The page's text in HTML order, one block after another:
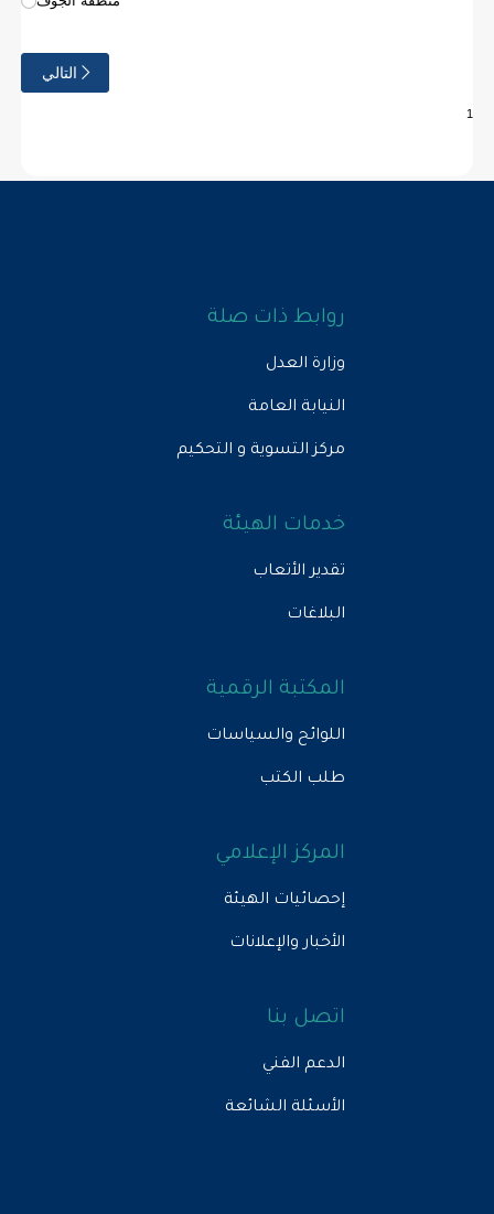
روابط ذات صلة
وزارة العدل
النيابة العامة
مركز التسوية و التحكيم
خدمات الهيئة
تقدير الأتعاب
البلاغات
المكتبة الرقمية
اللوائح والسياسات
طلب الكتب
المركز الإعلامي
إحصائيات الهيئة
الأخبار والإعلانات
اتصل بنا
الدعم الفني
الأسئلة الشائعة